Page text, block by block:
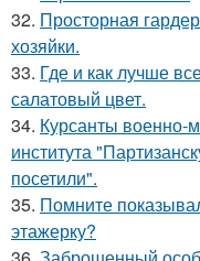
32. Просторная
хозяйки.
33. Где и как лучше
салатовый цвет.
34. Курсанты военно-
института
посетили".
35. Помните
этажерку?